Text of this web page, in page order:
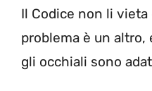
Il Codice non li
problema è un
gli occhiali sono